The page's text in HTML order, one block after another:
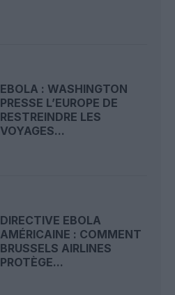
EBOLA : WASHINGTON
PRESSE L’EUROPE DE
RESTREINDRE LES
VOYAGES...
DIRECTIVE EBOLA
AMÉRICAINE : COMMENT
BRUSSELS AIRLINES
PROTÈGE...